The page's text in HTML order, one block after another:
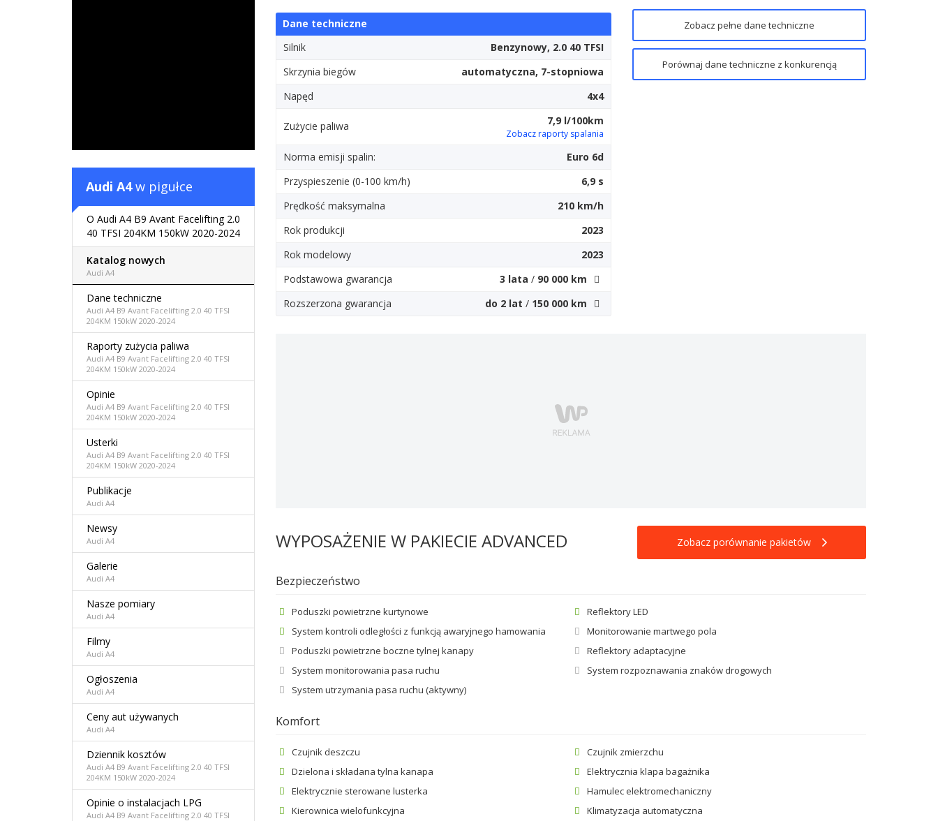
Dane techniczne
Silnik
Benzynowy, 2.0 40 TFSI
Skrzynia biegów
automatyczna, 7-stopniowa
Napęd
4x4
Zużycie paliwa 7,9 l/100km
Zobacz raporty spalania
Norma emisji spalin:
Euro 6d
Przyspieszenie (0-100 km/h)
6,9 s
Prędkość maksymalna
210 km/h
Rok produkcji
2023
Rok modelowy
2023
Podstawowa gwarancja
3 lata/ 90 000 km
Rozszerzona gwarancja
do 2 lat/ 150 000 km
Zobacz pełne dane techniczne
Porównaj dane techniczne z konkurencją
WYPOSAŻENIE W PAKIECIE ADVANCED Zobacz porównanie pakietów
Bezpieczeństwo
Poduszki powietrzne kurtynowe
Reflektory LED
System kontroli odległości z funkcją awaryjnego hamowania
Monitorowanie martwego pola
Poduszki powietrzne boczne tylnej kanapy
Reflektory adaptacyjne
System monitorowania pasa ruchu
System rozpoznawania znaków drogowych
System utrzymania pasa ruchu (aktywny)
Komfort
Czujnik deszczu
Czujnik zmierzchu
Dzielona i składana tylna kanapa
Elektrycznia klapa bagażnika
Elektrycznie sterowane lusterka
Hamulec elektromechaniczny
Kierownica wielofunkcyjna
Klimatyzacja automatyczna
Audi A4w pigułce
O Audi A4 B9 Avant Facelifting 2.0
40 TFSI 204KM 150kW 2020-2024
Katalog nowych
Audi A4
Dane techniczne
Audi A4 B9 Avant Facelifting 2.0 40 TFSI
204KM 150kW 2020-2024
Raporty zużycia paliwa
Audi A4 B9 Avant Facelifting 2.0 40 TFSI
204KM 150kW 2020-2024
Opinie
Audi A4 B9 Avant Facelifting 2.0 40 TFSI
204KM 150kW 2020-2024
Usterki
Audi A4 B9 Avant Facelifting 2.0 40 TFSI
204KM 150kW 2020-2024
Publikacje
Audi A4
Newsy
Audi A4
Galerie
Audi A4
Nasze pomiary
Audi A4
Filmy
Audi A4
Ogłoszenia
Audi A4
Ceny aut używanych
Audi A4
Dziennik kosztów
Audi A4 B9 Avant Facelifting 2.0 40 TFSI
204KM 150kW 2020-2024
Opinie o instalacjach LPG
Audi A4 B9 Avant Facelifting 2.0 40 TFSI